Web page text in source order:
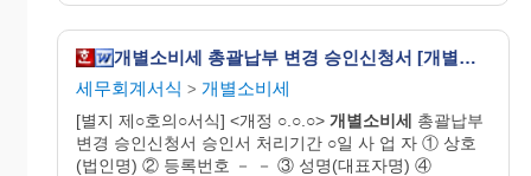
개별소비세 총괄납부 변경 승인신청서 [개별소비세법 시행규칙 서식8의2]
세무회계서식 > 개별소비세
[별지 제○호의○서식] <개정 ○.○.○> 개별소비세 총괄납부
변경 승인신청서 승인서 처리기간 ○일 사 업 자 ① 상호
(법인명) ② 등록번호 － － ③ 성명(대표자명) ④